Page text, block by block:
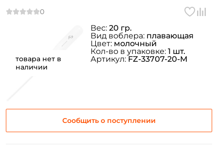
товара нет в
наличии
Сообщить о поступлении
Вес: 20 гр.
Вид воблера: плавающая
Цвет: молочный
Кол-во в упаковке: 1 шт.
Артикул:FZ-33707-20-M